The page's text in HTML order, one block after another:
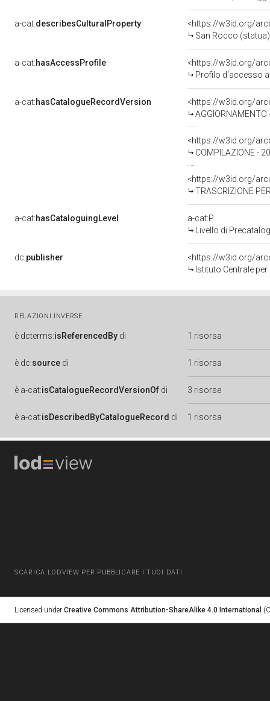
a-cat:describesCulturalProperty
<https://w3id.org/
San Rocco
a-cat:hasAccessProfile
<https://w3id.org/
Profilo d'accesso
a-cat:hasCatalogueRecordVersion
<https://w3id.org/
<https://w3id.org/
COMPILAZIONE -
<https://w3id.org/
TRASCRIZIONE
a-cat:hasCataloguingLevel
a-cat:P
Livello di
dc:publisher
<https://w3id.org/
Istituto Centrale
RELAZIONI INVERSE
è dcterms:isReferencedBy di 1 risorsa
è dc:source di 1 risorsa
è a-cat:isCatalogueRecordVersionOf di 3 risorse
è a-cat:isDescribedByCatalogueRecord di 1 risorsa
SCARICA LODVIEW PER PUBBLICARE I TUOI DATI
Licensed under Creative Commons Attribution-ShareAlike 4.0 International